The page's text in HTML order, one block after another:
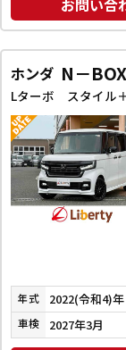
お問い合
ホンダ N－
年式 2022(令和4)年
車検 2027年3月